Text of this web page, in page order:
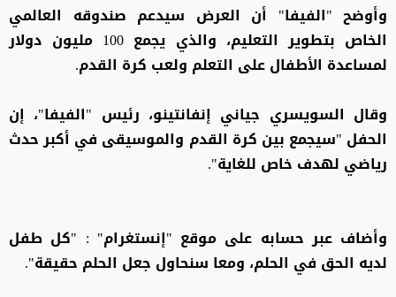
وأوضح "الفيفا" أن العرض سيدعم صندوقه العالمي
الخاص بتطوير التعليم، والذي يجمع 100 مليون دولار
لمساعدة الأطفال على التعلم ولعب كرة القدم.
وقال السويسري جياني إنفانتينو، رئيس "الفيفا"، إن
الحفل "سيجمع بين كرة القدم والموسيقى في أكبر حدث
رياضي لهدف خاص للغاية".
وأضاف عبر حسابه على موقع "إنستغرام" : "كل طفل
لديه الحق في الحلم، ومعا سنحاول جعل الحلم حقيقة".